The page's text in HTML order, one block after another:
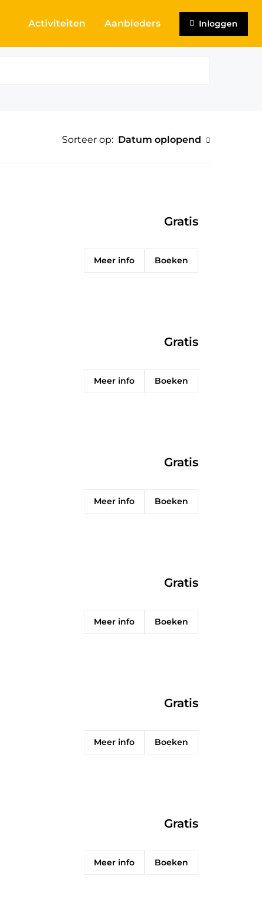
Activiteiten Aanbieders Inloggen
Sorteer op: Datum oplopend
Gratis
Meer info Boeken
Gratis
Meer info Boeken
Gratis
Meer info Boeken
Gratis
Meer info Boeken
Gratis
Meer info Boeken
Gratis
Meer info Boeken